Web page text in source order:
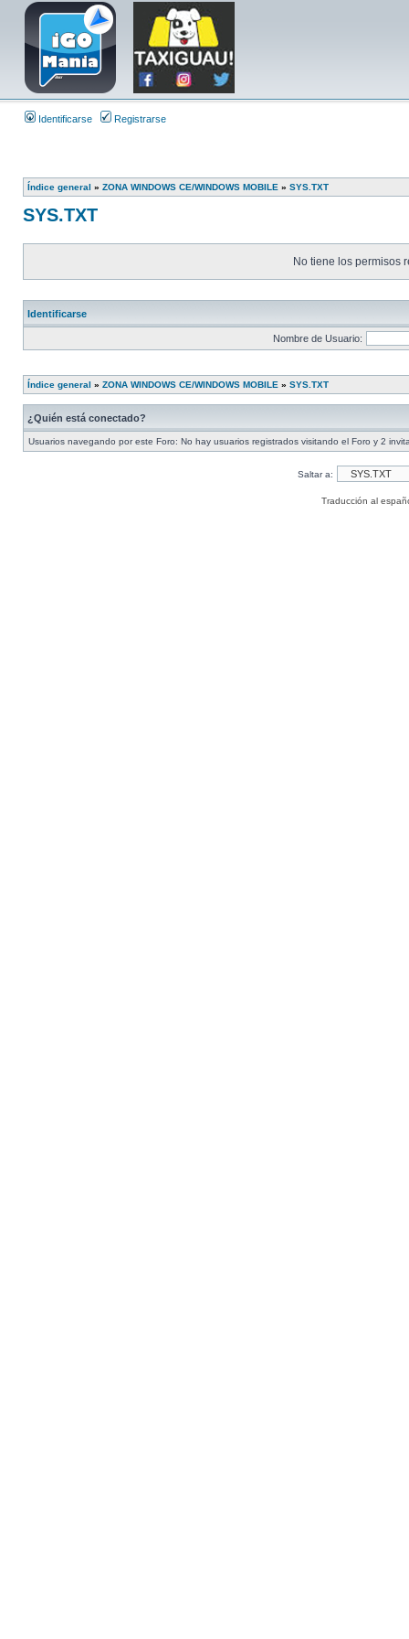
Identificarse Registrarse
Índice general » ZONA WINDOWS CE/WINDOWS MOBILE » SYS.TXT
SYS.TXT
No tiene los permisos
Identificarse
Nombre de Usuario:
Índice general » ZONA WINDOWS CE/WINDOWS MOBILE » SYS.TXT
¿Quién está conectado?
Usuarios navegando por este Foro: No hay usuarios registrados visitando el Foro y 2
Saltar a:
Traducción al